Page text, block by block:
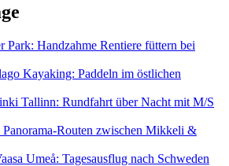
Park: Handzahme Rentiere füttern bei
Kayaking: Paddeln im östlichen
Tallinn: Rundfahrt über Nacht mit M/S
Panorama-Routen zwischen Mikkeli &
Umeå: Tagesausflug nach Schweden